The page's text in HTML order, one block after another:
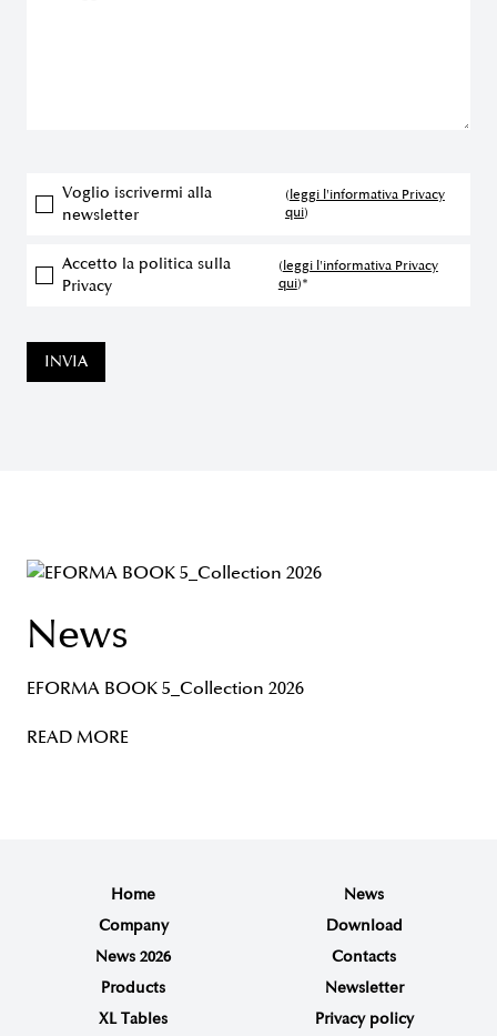
Voglio iscrivermi alla
newsletter
(leggi l'informativa Privacy
qui)
Accetto la politica sulla
Privacy
(leggi l'informativa Privacy
qui)*
INVIA
News
EFORMA BOOK 5_Collection 2026
READ MORE
Home
Company
News 2026
Products
XL Tables
News
Download
Contacts
Newsletter
Privacy policy